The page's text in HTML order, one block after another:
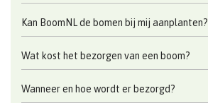
Kan BoomNL de bomen bij mij aanplanten?
Wat kost het bezorgen van een boom?
Wanneer en hoe wordt er bezorgd?